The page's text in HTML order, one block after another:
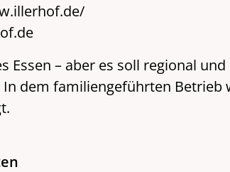
Essen – aber es soll regional
dem familiengeführten